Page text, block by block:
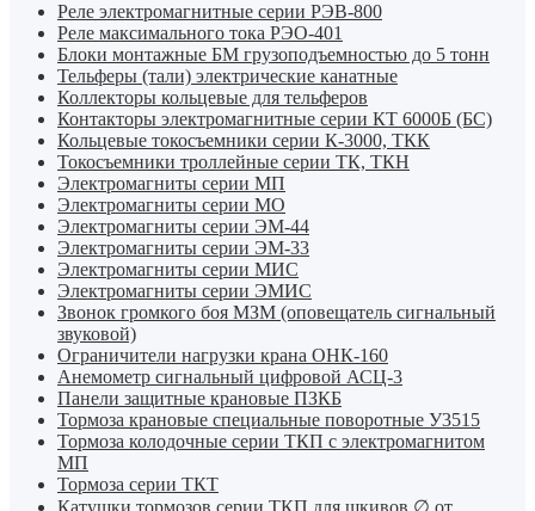
Реле электромагнитные серии РЭВ-800
Реле максимального тока РЭО-401
Блоки монтажные БМ грузоподъемностью до 5 тонн
Тельферы (тали) электрические канатные
Коллекторы кольцевые для тельферов
Контакторы электромагнитные серии КТ 6000Б (БС)
Кольцевые токосъемники серии К-3000, ТКК
Токосъемники троллейные серии ТК, ТКН
Электромагниты серии МП
Электромагниты серии МО
Электромагниты серии ЭМ-44
Электромагниты серии ЭМ-33
Электромагниты серии МИС
Электромагниты серии ЭМИС
Звонок громкого боя МЗМ (оповещатель сигнальный
звуковой)
Ограничители нагрузки крана ОНК-160
Анемометр сигнальный цифровой АСЦ-3
Панели защитные крановые ПЗКБ
Тормоза крановые специальные поворотные У3515
Тормоза колодочные серии ТКП с электромагнитом
МП
Тормоза серии ТКТ
Катушки тормозов серии ТКП для шкивов ∅ от